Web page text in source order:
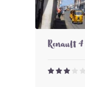
Renault 4